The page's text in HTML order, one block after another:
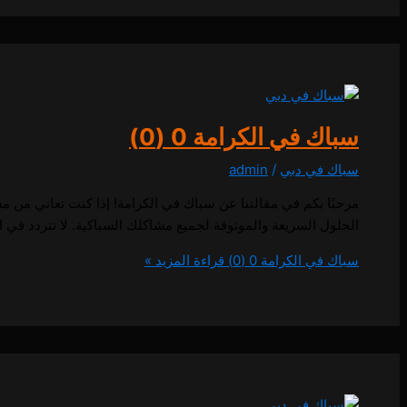
سباك في الكرامة 0 (0)
سباك في دبي /
admin
سباك في الكرامة 0 (0) قراءة المزيد »